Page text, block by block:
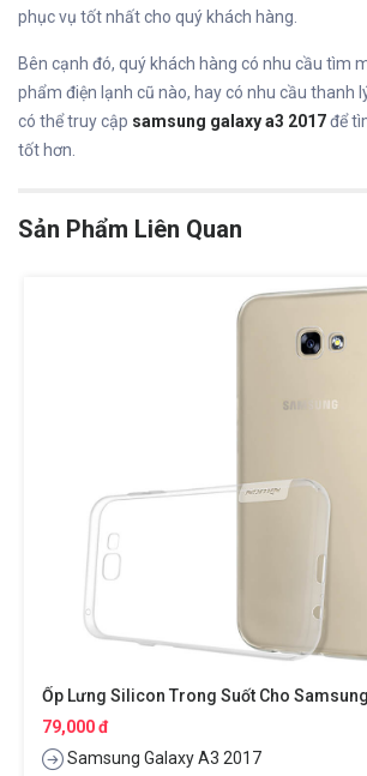
phục vụ tốt nhất cho quý khách hàng.
Bên cạnh đó, quý khách hàng có nhu cầu tìm
phẩm điện lạnh cũ nào, hay có nhu cầu thanh
có thể truy cập samsung galaxy a3 2017để
tốt hơn.
Sản Phẩm Liên Quan
79,000 đ
Samsung Galaxy A3 2017